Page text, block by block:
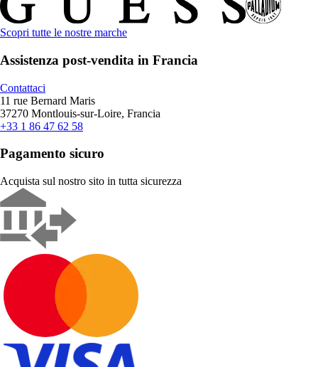
Scopri tutte le nostre marche
Assistenza post-vendita in Francia
Contattaci
11 rue Bernard Maris
37270 Montlouis-sur-Loire, Francia
+33 1 86 47 62 58
Pagamento sicuro
Acquista sul nostro sito in tutta sicurezza